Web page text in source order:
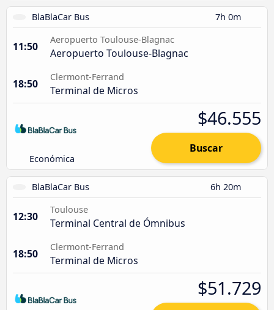
BlaBlaCar Bus 7h 0m
11:50
Aeropuerto Toulouse-Blagnac
Aeropuerto Toulouse-Blagnac
18:50
Clermont-Ferrand
Terminal de Micros
Económica
$46.555
Buscar
BlaBlaCar Bus 6h 20m
12:30
Toulouse
Terminal Central de Ómnibus
18:50
Clermont-Ferrand
Terminal de Micros
$51.729